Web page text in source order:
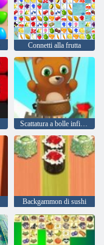
Connetti alla frutta
Scattatura a bolle infinita
Backgammon di sushi